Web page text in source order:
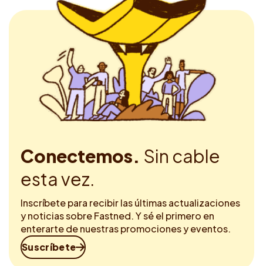
Conectemos. Sin cable
esta vez.
Inscríbete para recibir las últimas actualizaciones
y noticias sobre Fastned. Y sé el primero en
enterarte de nuestras promociones y eventos.
Suscríbete